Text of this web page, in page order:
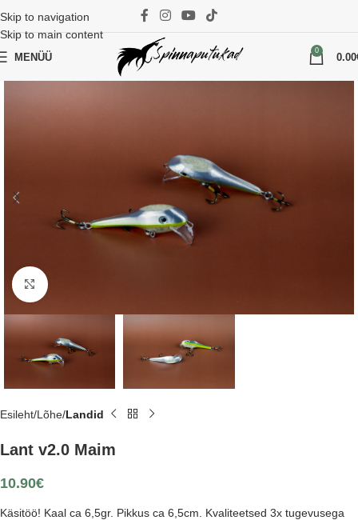
Skip to navigation
Skip to main content
MENÜÜ
0
0.00
Suurenda
Esileht Lõhe Landid
Lant v2.0 Maim
10.90€
Käsitöö! Kaal ca 6,5gr. Pikkus ca 6,5cm. Kvaliteetsed 3x tugevusega